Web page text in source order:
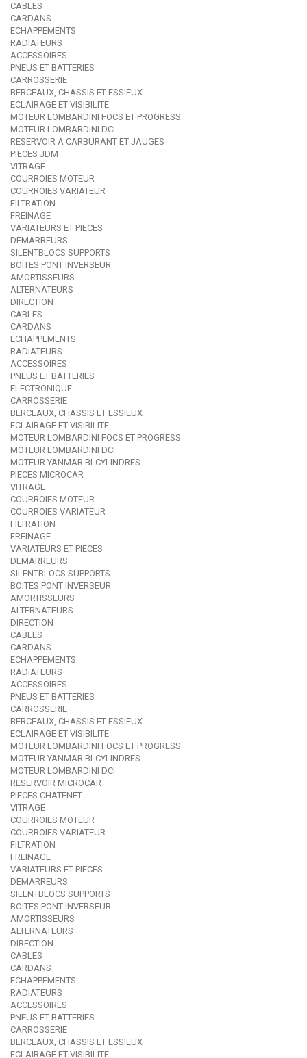
CABLES
CARDANS
ECHAPPEMENTS
RADIATEURS
ACCESSOIRES
PNEUS ET BATTERIES
CARROSSERIE
BERCEAUX, CHASSIS ET ESSIEUX
ECLAIRAGE ET VISIBILITE
MOTEUR LOMBARDINI FOCS ET PROGRESS
MOTEUR LOMBARDINI DCI
RESERVOIR A CARBURANT ET JAUGES
PIECES JDM
VITRAGE
COURROIES MOTEUR
COURROIES VARIATEUR
FILTRATION
FREINAGE
VARIATEURS ET PIECES
DEMARREURS
SILENTBLOCS SUPPORTS
BOITES PONT INVERSEUR
AMORTISSEURS
ALTERNATEURS
DIRECTION
CABLES
CARDANS
ECHAPPEMENTS
RADIATEURS
ACCESSOIRES
PNEUS ET BATTERIES
ELECTRONIQUE
CARROSSERIE
BERCEAUX, CHASSIS ET ESSIEUX
ECLAIRAGE ET VISIBILITE
MOTEUR LOMBARDINI FOCS ET PROGRESS
MOTEUR LOMBARDINI DCI
MOTEUR YANMAR BI-CYLINDRES
PIECES MICROCAR
VITRAGE
COURROIES MOTEUR
COURROIES VARIATEUR
FILTRATION
FREINAGE
VARIATEURS ET PIECES
DEMARREURS
SILENTBLOCS SUPPORTS
BOITES PONT INVERSEUR
AMORTISSEURS
ALTERNATEURS
DIRECTION
CABLES
CARDANS
ECHAPPEMENTS
RADIATEURS
ACCESSOIRES
PNEUS ET BATTERIES
CARROSSERIE
BERCEAUX, CHASSIS ET ESSIEUX
ECLAIRAGE ET VISIBILITE
MOTEUR LOMBARDINI FOCS ET PROGRESS
MOTEUR YANMAR BI-CYLINDRES
MOTEUR LOMBARDINI DCI
RESERVOIR MICROCAR
PIECES CHATENET
VITRAGE
COURROIES MOTEUR
COURROIES VARIATEUR
FILTRATION
FREINAGE
VARIATEURS ET PIECES
DEMARREURS
SILENTBLOCS SUPPORTS
BOITES PONT INVERSEUR
AMORTISSEURS
ALTERNATEURS
DIRECTION
CABLES
CARDANS
ECHAPPEMENTS
RADIATEURS
ACCESSOIRES
PNEUS ET BATTERIES
CARROSSERIE
BERCEAUX, CHASSIS ET ESSIEUX
ECLAIRAGE ET VISIBILITE